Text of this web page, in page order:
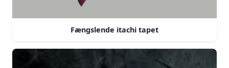
Fængslende itachi tapet